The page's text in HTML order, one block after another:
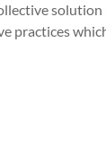
practices